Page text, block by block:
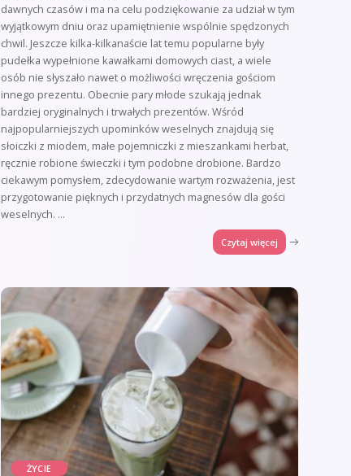
dawnych czasów i ma na celu podziękowanie za udział w tym
wyjątkowym dniu oraz upamiętnienie wspólnie spędzonych
chwil. Jeszcze kilka-kilkanaście lat temu popularne były
pudełka wypełnione kawałkami domowych ciast, a wiele
osób nie słyszało nawet o możliwości wręczenia gościom
innego prezentu. Obecnie pary młode szukają jednak
bardziej oryginalnych i trwałych prezentów. Wśród
najpopularniejszych upominków weselnych znajdują się
słoiczki z miodem, małe pojemniczki z mieszankami herbat,
ręcznie robione świeczki i tym podobne drobione. Bardzo
ciekawym pomysłem, zdecydowanie wartym rozważenia, jest
przygotowanie pięknych i przydatnych magnesów dla gości
weselnych. ...
Czytaj więcej
ŻYCIE